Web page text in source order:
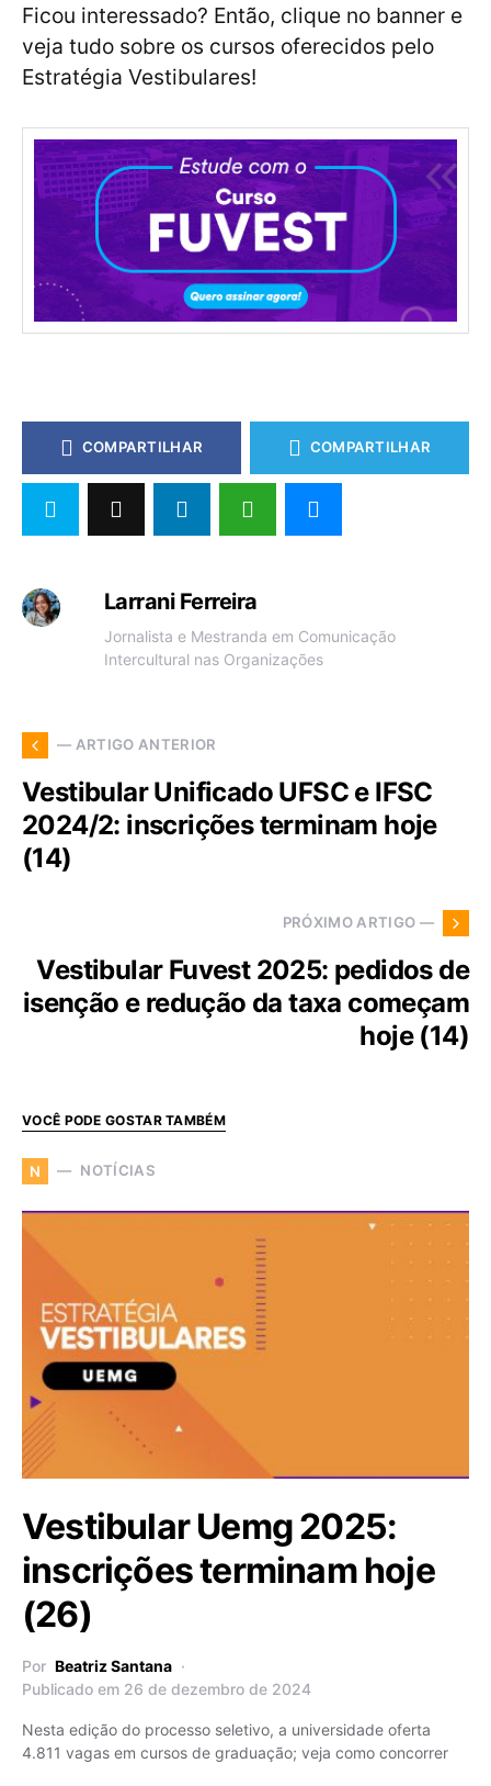
Ficou interessado? Então, clique no banner e
veja tudo sobre os cursos oferecidos pelo
Estratégia Vestibulares!
COMPARTILHAR COMPARTILHAR
Larrani Ferreira
Jornalista e Mestranda em Comunicação
Intercultural nas Organizações
— ARTIGO ANTERIOR
Vestibular Unificado UFSC e IFSC
2024/2: inscrições terminam hoje
(14)
PRÓXIMO ARTIGO —
Vestibular Fuvest 2025: pedidos de
isenção e redução da taxa começam
hoje (14)
VOCÊ PODE GOSTAR TAMBÉM
N NOTÍCIAS
Vestibular Uemg 2025:
inscrições terminam hoje
(26)
Por Beatriz Santana
Publicado em 26 de dezembro de 2024
Nesta edição do processo seletivo, a universidade oferta
4.811 vagas em cursos de graduação; veja como concorrer